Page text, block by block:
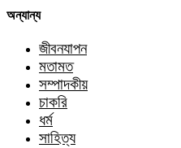
অন্যান্য
জীবনযাপন
মতামত
সম্পাদকীয়
চাকরি
ধর্ম
সাহিত্য